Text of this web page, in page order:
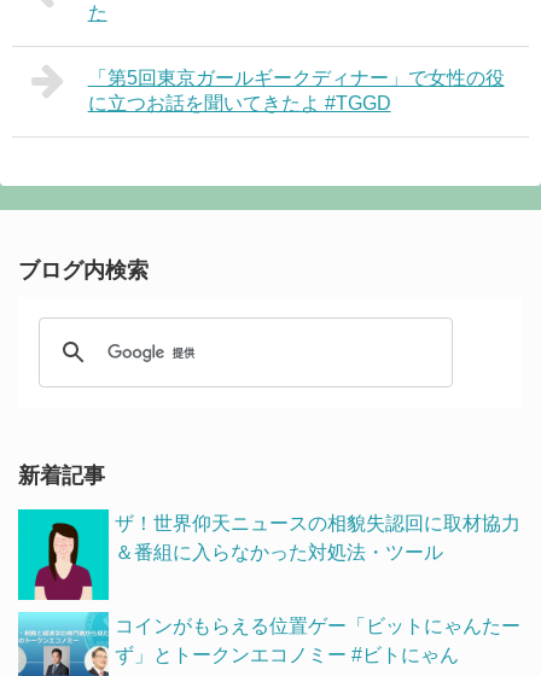
た
「第5回東京ガールギークディナー」で女性の役
に立つお話を聞いてきたよ #TGGD
ブログ内検索
新着記事
ザ！世界仰天ニュースの相貌失認回に取材協力
＆番組に入らなかった対処法・ツール
コインがもらえる位置ゲー「ビットにゃんたー
ず」とトークンエコノミー #ビトにゃん